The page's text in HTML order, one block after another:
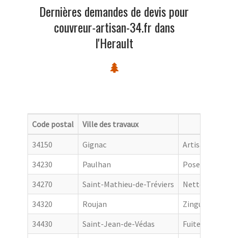
Dernières demandes de devis pour
couvreur-artisan-34.fr dans
l'Herault
Code postal Ville des travaux
34150
Gignac
Artisan
34230
Paulhan
Pose de
34270
Saint-Mathieu-de-Tréviers
Nettoyage
34320
Roujan
Zingueur
34430
Saint-Jean-de-Védas
Fuite toiture